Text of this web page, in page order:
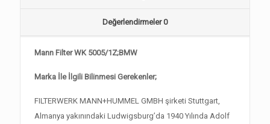
Değerlendirmeler0
Mann Filter WK 5005/1Z;BMW
Marka İle İlgili Bilinmesi Gerekenler;
FILTERWERK MANN+HUMMEL GMBH şirketi Stuttgart,
Almanya yakınındaki Ludwigsburg’da 1940 Yılında Adolf